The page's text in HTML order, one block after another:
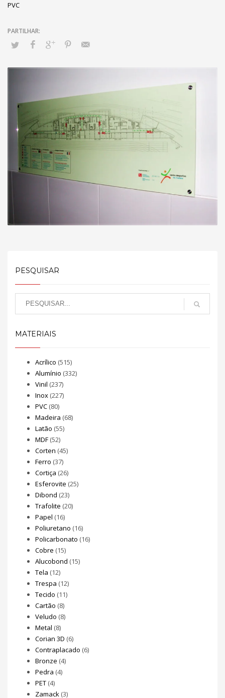
PVC
PESQUISAR
MATERIAIS
Acrílico (515)
Alumínio (332)
Vinil (237)
Inox (227)
PVC (80)
Madeira (68)
Latão (55)
MDF (52)
Corten (45)
Ferro (37)
Cortiça (26)
Esferovite (25)
Dibond (23)
Trafolite (20)
Papel (16)
Poliuretano (16)
Policarbonato (16)
Cobre (15)
Alucobond (15)
Tela (12)
Trespa (12)
Tecido (11)
Cartão (8)
Veludo (8)
Metal (8)
Corian 3D (6)
Contraplacado (6)
Bronze (4)
Pedra (4)
PET (4)
Zamack (3)